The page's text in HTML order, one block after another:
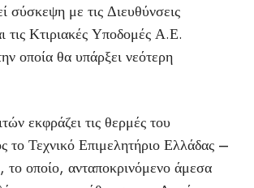
σύσκεψη με τις Διευθύνσεις
τις Κτιριακές Υποδομές Α.Ε.
οποία θα υπάρξει νεότερη
εκφράζει τις θερμές του
το Τεχνικό Επιμελητήριο Ελλάδας –
οποίο, ανταποκρινόμενο άμεσα